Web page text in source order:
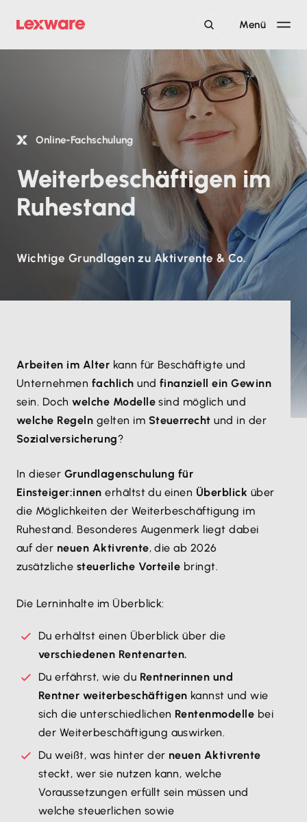
Menü
Online-Fachschulung
Weiterbeschäftigen im
Ruhestand
Wichtige Grundlagen zu Aktivrente & Co.
​Arbeiten im Alter kann für Beschäftigte und
Unternehmen fachlichundfinanziell ein Gewinn
sein. Dochwelche Modellesind möglich und
welche Regeln gelten im Steuerrecht und in der
Sozialversicherung?
In dieser Grundlagenschulung für
Einsteiger:innen erhältst du einen Überblick über
die Möglichkeiten der Weiterbeschäftigung im
Ruhestand. Besonderes Augenmerk liegt dabei
auf der neuen Aktivrente, die ab 2026
zusätzliche steuerliche Vorteile bringt.
Die Lerninhalte im Überblick:
Du erhältst einen Überblick über die
verschiedenen Rentenarten.
Du erfährst, wie du Rentnerinnen und
Rentner weiterbeschäftigen kannst und wie
sich die unterschiedlichen Rentenmodelle bei
der Weiterbeschäftigung auswirken.
Du weißt, was hinter der neuen Aktivrente
steckt, wer sie nutzen kann, welche
Voraussetzungen erfüllt sein müssen und
welche steuerlichen sowie